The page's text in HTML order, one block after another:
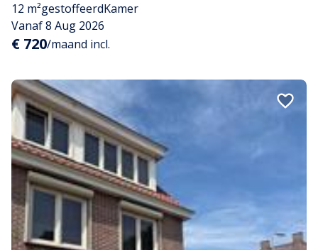
12 m²gestoffeerdKamer
Vanaf 8 Aug 2026
€ 720/maand incl.